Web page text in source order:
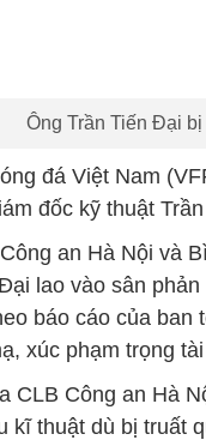
Ông Trần Tiến Đại bị
đá Việt Nam
đốc kỹ thuật
an Hà Nội và
lao vào sân
báo cáo của
xúc phạm trọng
CLB Công an Hà
kĩ thuật dù bị truất